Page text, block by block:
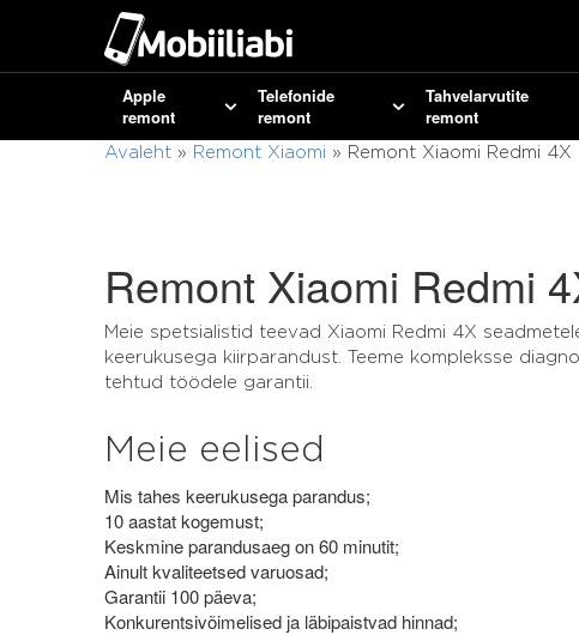
Apple
remont
Telefonide
remont
Tahvelarvutite
remont
Avaleht » Remont Xiaomi » Remont Xiaomi Redmi 4X
Remont Xiaomi Redmi
Meie spetsialistid teevad Xiaomi Redmi 4X
keerukusega kiirparandust. Teeme kompleksse
tehtud töödele garantii.
Meie eelised
Mis tahes keerukusega parandus;
10 aastat kogemust;
Keskmine parandusaeg on 60 minutit;
Ainult kvaliteetsed varuosad;
Garantii 100 päeva;
Konkurentsivõimelised ja läbipaistvad hinnad;